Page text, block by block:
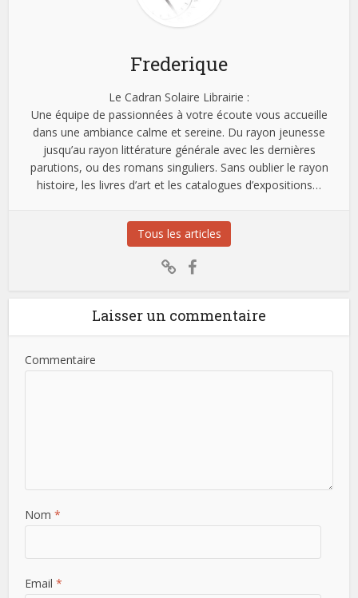
Frederique
Le Cadran Solaire Librairie :
Une équipe de passionnées à votre écoute vous accueille
dans une ambiance calme et sereine. Du rayon jeunesse
jusqu’au rayon littérature générale avec les dernières
parutions, ou des romans singuliers. Sans oublier le rayon
histoire, les livres d’art et les catalogues d’expositions…
Tous les articles
Laisser un commentaire
Commentaire
Nom *
Email *